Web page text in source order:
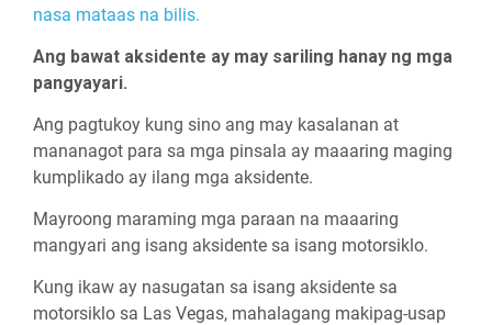
nasa mataas na bilis.
Ang bawat aksidente ay may sariling hanay ng mga
pangyayari.
Ang pagtukoy kung sino ang may kasalanan at
mananagot para sa mga pinsala ay maaaring maging
kumplikado ay ilang mga aksidente.
Mayroong maraming mga paraan na maaaring
mangyari ang isang aksidente sa isang motorsiklo.
Kung ikaw ay nasugatan sa isang aksidente sa
motorsiklo sa Las Vegas, mahalagang makipag-usap